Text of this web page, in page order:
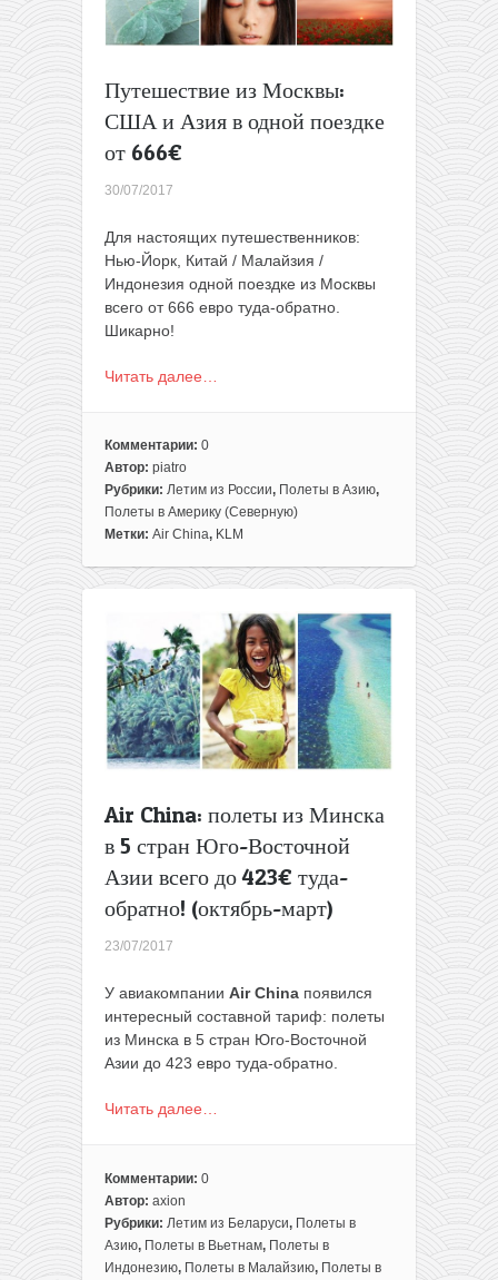
Путешествие из Москвы:
США и Азия в одной поездке
от 666€
30/07/2017
Для настоящих путешественников:
Нью-Йорк, Китай / Малайзия /
Индонезия одной поездке из Москвы
всего от 666 евро туда-обратно.
Шикарно!
Читать далее…
Комментарии: 0
Автор: piatro
Рубрики: Летим из России, Полеты в Азию,
Полеты в Америку (Северную)
Метки: Air China, KLM
Air China: полеты из Минска
в 5 стран Юго-Восточной
Азии всего до 423€ туда-
обратно! (октябрь-март)
23/07/2017
У авиакомпании Air China появился
интересный составной тариф: полеты
из Минска в 5 стран Юго-Восточной
Азии до 423 евро туда-обратно.
Читать далее…
Комментарии: 0
Автор: axion
Рубрики: Летим из Беларуси, Полеты в
Азию, Полеты в Вьетнам, Полеты в
Индонезию, Полеты в Малайзию, Полеты в